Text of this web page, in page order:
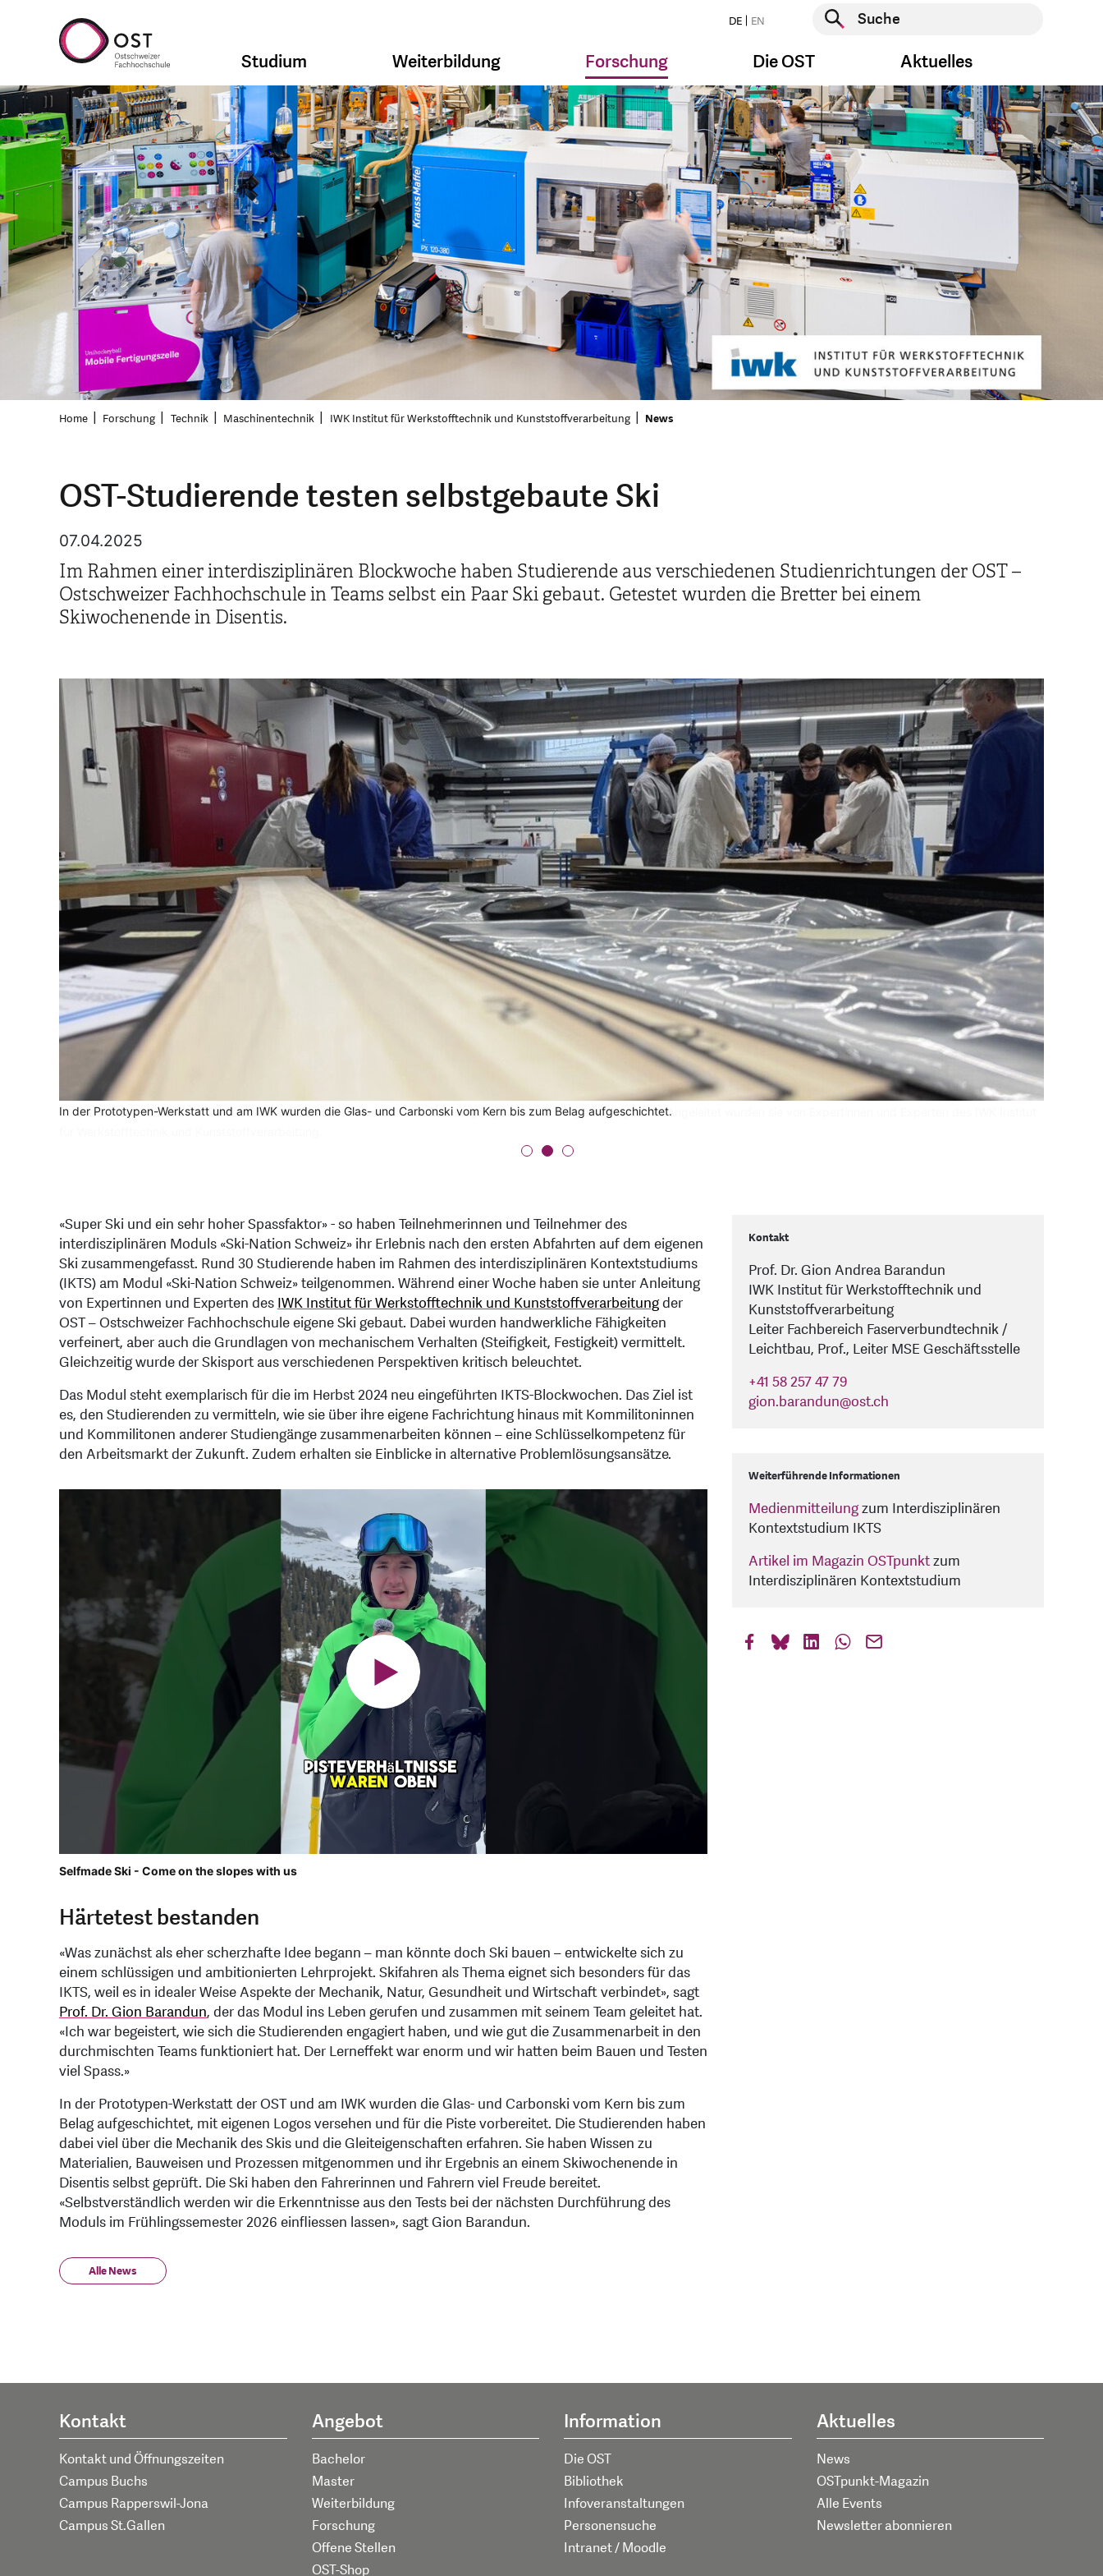
DE EN
Suche starten
Studium Weiterbildung Forschung Die OST Aktuelles
Home Forschung Technik Maschinentechnik IWK Institut für Werkstofftechnik und Kunststoffverarbeitung News
OST-Studierende testen selbstgebaute Ski
07.04.2025
Im Rahmen einer interdisziplinären Blockwoche haben Studierende aus verschiedenen Studienrichtungen der OST –
Ostschweizer Fachhochschule in Teams selbst ein Paar Ski gebaut. Getestet wurden die Bretter bei einem
Skiwochenende in Disentis.
In einer Blockwoche haben Studierende aus den unterschiedlichsten Studiengängen der OST eigene Ski gebaut. Angeleitet wurden sie von Expertinnen und Experten des IWK Institut
In der Prototypen-Werkstatt und am IWK wurden die Glas- und Carbonski vom Kern bis zum Belag aufgeschichtet.
Getestet wurden die selbstgebauten Ski dann an einem Skiwochenende in Disentis.
«Super Ski und ein sehr hoher Spassfaktor» - so haben Teilnehmerinnen und Teilnehmer des
interdisziplinären Moduls «Ski-Nation Schweiz» ihr Erlebnis nach den ersten Abfahrten auf dem eigenen
Ski zusammengefasst. Rund 30 Studierende haben im Rahmen des interdisziplinären Kontextstudiums
(IKTS) am Modul «Ski-Nation Schweiz» teilgenommen. Während einer Woche haben sie unter Anleitung
von Expertinnen und Experten des IWK Institut für Werkstofftechnik und Kunststoffverarbeitungder
OST – Ostschweizer Fachhochschule eigene Ski gebaut. Dabei wurden handwerkliche Fähigkeiten
verfeinert, aber auch die Grundlagen von mechanischem Verhalten (Steifigkeit, Festigkeit) vermittelt.
Gleichzeitig wurde der Skisport aus verschiedenen Perspektiven kritisch beleuchtet.
Das Modul steht exemplarisch für die im Herbst 2024 neu eingeführten IKTS-Blockwochen. Das Ziel ist
es, den Studierenden zu vermitteln, wie sie über ihre eigene Fachrichtung hinaus mit Kommilitoninnen
und Kommilitonen anderer Studiengänge zusammenarbeiten können – eine Schlüsselkompetenz für
den Arbeitsmarkt der Zukunft. Zudem erhalten sie Einblicke in alternative Problemlösungsansätze.
Selfmade Ski - Come on the slopes with us
Härtetest bestanden
«Was zunächst als eher scherzhafte Idee begann – man könnte doch Ski bauen – entwickelte sich zu
einem schlüssigen und ambitionierten Lehrprojekt. Skifahren als Thema eignet sich besonders für das
IKTS, weil es in idealer Weise Aspekte der Mechanik, Natur, Gesundheit und Wirtschaft verbindet», sagt
Prof. Dr. Gion Barandun, der das Modul ins Leben gerufen und zusammen mit seinem Team geleitet hat.
«Ich war begeistert, wie sich die Studierenden engagiert haben, und wie gut die Zusammenarbeit in den
durchmischten Teams funktioniert hat. Der Lerneffekt war enorm und wir hatten beim Bauen und Testen
viel Spass.»
In der Prototypen-Werkstatt der OST und am IWK wurden die Glas- und Carbonski vom Kern bis zum
Belag aufgeschichtet, mit eigenen Logos versehen und für die Piste vorbereitet. Die Studierenden haben
dabei viel über die Mechanik des Skis und die Gleiteigenschaften erfahren. Sie haben Wissen zu
Materialien, Bauweisen und Prozessen mitgenommen und ihr Ergebnis an einem Skiwochenende in
Disentis selbst geprüft. Die Ski haben den Fahrerinnen und Fahrern viel Freude bereitet.
«Selbstverständlich werden wir die Erkenntnisse aus den Tests bei der nächsten Durchführung des
Moduls im Frühlingssemester 2026 einfliessen lassen», sagt Gion Barandun.
Alle News
Kontakt
Prof. Dr. Gion Andrea Barandun
IWK Institut für Werkstofftechnik und
Kunststoffverarbeitung
Leiter Fachbereich Faserverbundtechnik /
Leichtbau, Prof., Leiter MSE Geschäftsstelle
+41 58 257 47 79
gion.barandun@ost.ch
Weiterführende Informationen
Medienmitteilungzum Interdisziplinären
Kontextstudium IKTS
Artikel im Magazin OSTpunktzum
Interdisziplinären Kontextstudium
Kontakt
Kontakt und Öffnungszeiten
Campus Buchs
Campus Rapperswil-Jona
Campus St.Gallen
Angebot
Bachelor
Master
Weiterbildung
Forschung
Offene Stellen
OST-Shop
Information
Die OST
Bibliothek
Infoveranstaltungen
Personensuche
Intranet / Moodle
Aktuelles
News
OSTpunkt-Magazin
Alle Events
Newsletter abonnieren